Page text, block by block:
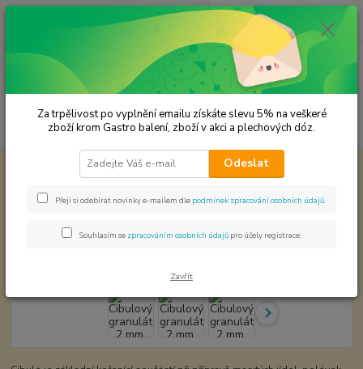
Menu
Hledat
ks
za 0,00 Kč
Premium koření Cibulový granulát 2 mm. Prémiová kvalita
Cibulový granulát 2 mm.
Prémiová kvalita
Za trpělivost po vyplnění emailu získáte slevu 5% na veškeré
zboží krom Gastro balení, zboží v akci a plechových dóz.
Odeslat
Přeji si odebírat novinky e-mailem dle podmínek zpracování osobních údajů
Souhlasím se zpracováním osobních údajů pro účely registrace.
Zavřít